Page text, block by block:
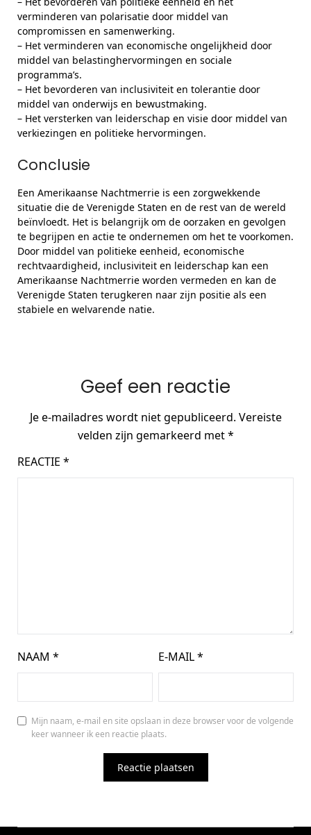
verminderen van polarisatie door middel van
compromissen en samenwerking.
– Het verminderen van economische ongelijkheid door
middel van belastinghervormingen en sociale
programma’s.
– Het bevorderen van inclusiviteit en tolerantie door
middel van onderwijs en bewustmaking.
– Het versterken van leiderschap en visie door middel van
verkiezingen en politieke hervormingen.
Conclusie
Een Amerikaanse Nachtmerrie is een zorgwekkende
situatie die de Verenigde Staten en de rest van de wereld
beïnvloedt. Het is belangrijk om de oorzaken en gevolgen
te begrijpen en actie te ondernemen om het te voorkomen.
Door middel van politieke eenheid, economische
rechtvaardigheid, inclusiviteit en leiderschap kan een
Amerikaanse Nachtmerrie worden vermeden en kan de
Verenigde Staten terugkeren naar zijn positie als een
stabiele en welvarende natie.
Geef een reactie
Je e-mailadres wordt niet gepubliceerd. Vereiste
velden zijn gemarkeerd met*
REACTIE *
NAAM * E-MAIL*
Mijn naam, e-mail en site opslaan in deze browser voor de volgende
keer wanneer ik een reactie plaats.